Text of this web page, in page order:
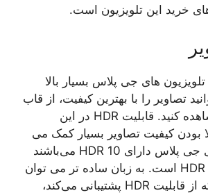
خرید این تلویزیون است.
های جی پلاس بسیار بالا
تصاویر را با بهترین کیفیت، از قاب
تلویزیون خود مشاهده کنید. قابلیت HDR در این
بودن کیفیت تصاویر بسیار کمک می
کند. تلویزیون های جی پلاس دارای HDR 10 می‌باشند
که رایج ترین نوع HDR است. به زبان ساده تر می توان
گفت تلویزیونی که از قابلیت HDR پشتیبانی می‌کند،